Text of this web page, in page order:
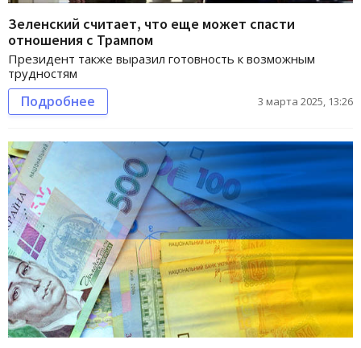
Зеленский считает, что еще может спасти
отношения с Трампом
Президент также выразил готовность к возможным
трудностям
Подробнее 3 марта 2025, 13:26